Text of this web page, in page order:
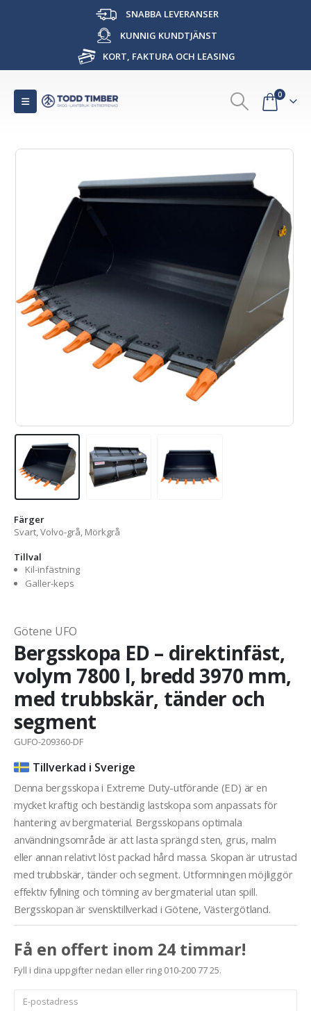
SNABBA LEVERANSER
KUNNIG KUNDTJÄNST
KORT, FAKTURA OCH LEASING
0
Färger
Svart, Volvo-grå, Mörkgrå
Tillval
Kil-infästning
Galler-keps
Götene UFO
Bergsskopa ED – direktinfäst,
volym 7800 l, bredd 3970 mm,
med trubbskär, tänder och
segment
GUFO-209360-DF
Tillverkad i Sverige
Denna bergsskopa i Extreme Duty-utförande (ED) är en
mycket kraftig och beständig lastskopa som anpassats för
hantering av bergmaterial. Bergsskopans optimala
användningsområde är att lasta sprängd sten, grus, malm
eller annan relativt löst packad hård massa. Skopan är utrustad
med trubbskär, tänder och segment. Utformningen möjliggör
effektiv fyllning och tömning av bergmaterial utan spill.
Bergsskopan är svensktillverkad i Götene, Västergötland.
Få en offert inom 24 timmar!
Fyll i dina uppgifter nedan eller ring 010-200 77 25.